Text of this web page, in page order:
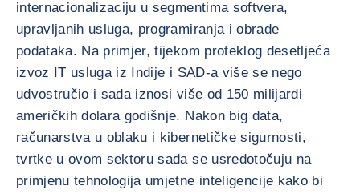
internacionalizaciju u segmentima softvera,
upravljanih usluga, programiranja i obrade
podataka. Na primjer, tijekom proteklog desetljeća
izvoz IT usluga iz Indije i SAD-a više se nego
udvostručio i sada iznosi više od 150 milijardi
američkih dolara godišnje. Nakon big data,
računarstva u oblaku i kibernetičke sigurnosti,
tvrtke u ovom sektoru sada se usredotočuju na
primjenu tehnologija umjetne inteligencije kako bi